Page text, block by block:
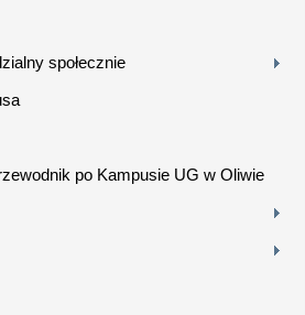
społecznie
po Kampusie UG w Oliwie